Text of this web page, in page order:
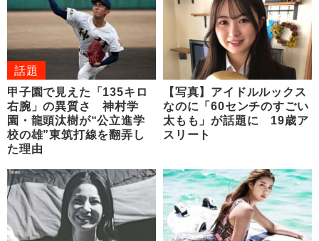
話題
甲子園で見えた「135キロ
右腕」の異質さ 神村学
園・龍頭汰樹が“公立進学
校の雄”東筑打線を翻弄し
た理由
【写真】アイドルルックス
なのに「60センチのすごい
太もも」が話題に 19歳ア
スリート